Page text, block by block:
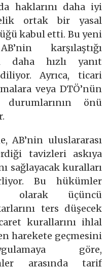
haklarını daha iyi
ortak bir yasal
kabul etti. Bu yeni
karşılaştığı
daha hızlı yanıt
Ayrıca, ticari
veya DTÖ’nün
durumlarının önü
AB’nin uluslararası
tavizleri askıya
sağlayacak kuralları
Bu hükümler
olarak üçüncü
ters düşecek
kurallarını ihlal
harekete geçmesini
göre,
arasında tarif